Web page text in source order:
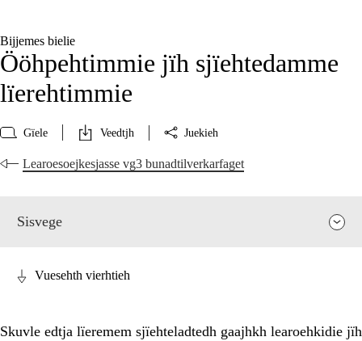
Bijjemes bielie
Ööhpehtimmie jïh sjïehtedamme
lïerehtimmie
Gïele Veedtjh Juekieh
Learoesoejkesjasse vg3 bunadtilverkarfaget
Sisvege
Vuesehth vierhtieh
Skuvle edtja lïeremem sjïehteladtedh gaajhkh learoehkidie jïh